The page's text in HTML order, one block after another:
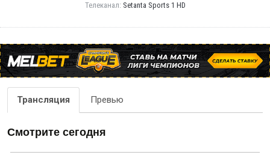
Телеканал: Setanta Sports 1 HD
Трансляция Превью
Смотрите сегодня